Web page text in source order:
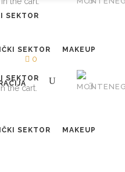
SEKTOR
SEKTOR MAKEUP
0
the cart.
SEKTOR
SEKTOR MAKEUP